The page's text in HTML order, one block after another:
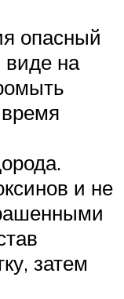
опасный
виде на
и не
затем